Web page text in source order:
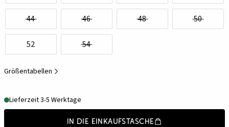
44 46 48 50
52 54
Größentabellen
Lieferzeit 3-5 Werktage
In die Einkaufstasche